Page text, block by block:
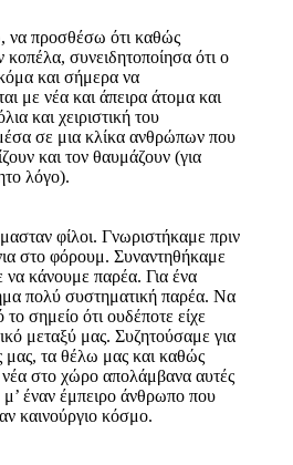
να προσθέσω ότι καθώς
κοπέλα, συνειδητοποίησα ότι ο
και σήμερα να
με νέα και άπειρα άτομα και
και χειριστική του
σε μια κλίκα ανθρώπων που
και τον θαυμάζουν (για
λόγο).
φίλοι. Γνωριστήκαμε πριν
στο φόρουμ. Συναντηθήκαμε
να κάνουμε παρέα. Για ένα
πολύ συστηματική παρέα. Να
σημείο ότι ουδέποτε είχε
μεταξύ μας. Συζητούσαμε για
μας, τα θέλω μας και καθώς
στο χώρο απολάμβανα αυτές
μ’ έναν έμπειρο άνθρωπο που
καινούργιο κόσμο.